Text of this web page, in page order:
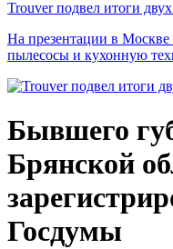
Trouver подвел итоги
На презентации в
пылесосы и кухонную
Бывшего
Брянской
Госдумы